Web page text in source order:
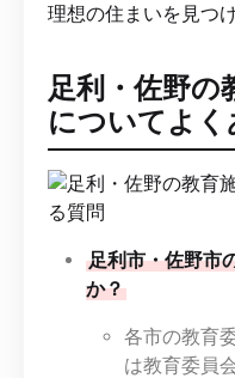
理想の住まいを見つ
足利・佐野の
についてよく
足利市・佐野市
か？
各市の教育
は教育委員